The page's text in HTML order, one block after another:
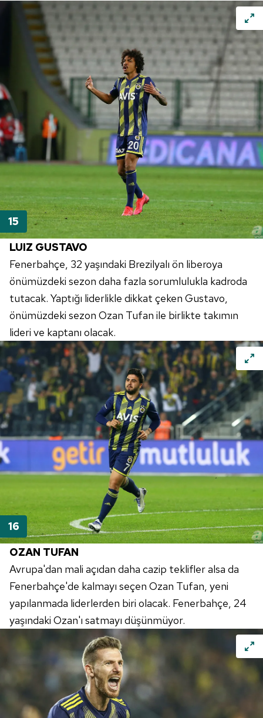
LUIZ GUSTAVO
Fenerbahçe, 32 yaşındaki Brezilyalı ön liberoya
önümüzdeki sezon daha fazla sorumlulukla kadroda
tutacak. Yaptığı liderlikle dikkat çeken Gustavo,
önümüzdeki sezon Ozan Tufan ile birlikte takımın
lideri ve kaptanı olacak.
OZAN TUFAN
Avrupa'dan mali açıdan daha cazip teklifler alsa da
Fenerbahçe'de kalmayı seçen Ozan Tufan, yeni
yapılanmada liderlerden biri olacak. Fenerbahçe, 24
yaşındaki Ozan'ı satmayı düşünmüyor.